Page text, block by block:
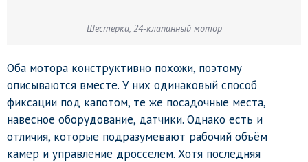
Шестёрка, 24-клапанный мотор
Оба мотора конструктивно похожи, поэтому
описываются вместе. У них одинаковый способ
фиксации под капотом, те же посадочные места,
навесное оборудование, датчики. Однако есть и
отличия, которые подразумевают рабочий объём
камер и управление дросселем. Хотя последняя